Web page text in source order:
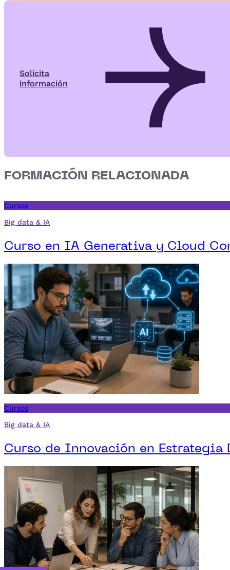
Solicita
información
FORMACIÓN RELACIONADA
Cursos
Big data & IA
Curso en IA Generativa y Cloud
Cursos
Big data & IA
Curso de Innovación en